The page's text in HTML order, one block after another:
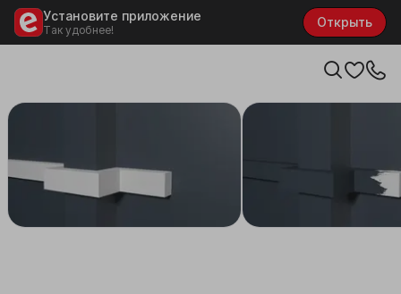
Установите приложение
Так удобнее!
Открыть